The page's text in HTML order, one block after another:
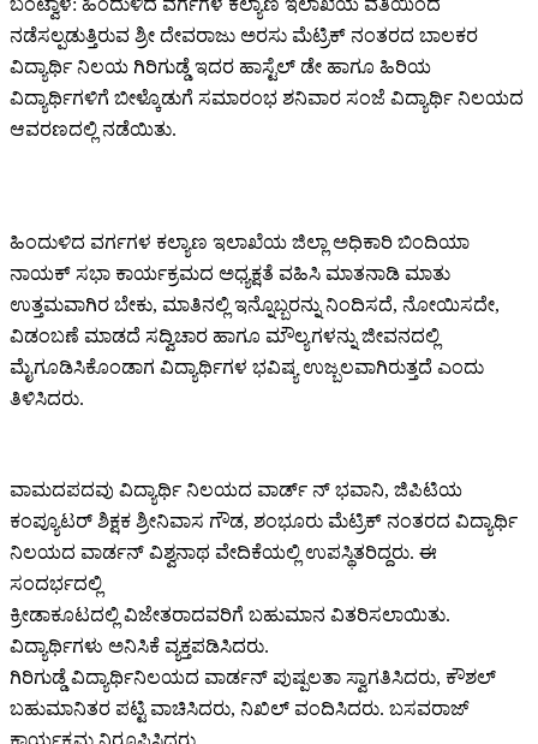
ನಡೆಸಲ್ಪಡುತ್ತಿರುವ ಶ್ರೀ ದೇವರಾಜು ಅರಸು ಮೆಟ್ರಿಕ್ ನಂತರದ ಬಾಲಕರ
ವಿದ್ಯಾರ್ಥಿ ನಿಲಯ ಗಿರಿಗುಡ್ಡೆ ಇದರ ಹಾಸ್ಟೆಲ್ ಡೇ ಹಾಗೂ ಹಿರಿಯ
ವಿದ್ಯಾರ್ಥಿಗಳಿಗೆ ಬೀಳ್ಕೊಡುಗೆ ಸಮಾರಂಭ ಶನಿವಾರ ಸಂಜೆ ವಿದ್ಯಾರ್ಥಿ ನಿಲಯದ
ಆವರಣದಲ್ಲಿ ನಡೆಯಿತು.
ಹಿಂದುಳಿದ ವರ್ಗಗಳ ಕಲ್ಯಾಣ ಇಲಾಖೆಯ ಜಿಲ್ಲಾ ಅಧಿಕಾರಿ ಬಿಂದಿಯಾ
ನಾಯಕ್ ಸಭಾ ಕಾರ್ಯಕ್ರಮದ ಅಧ್ಯಕ್ಷತೆ ವಹಿಸಿ ಮಾತನಾಡಿ ಮಾತು
ಉತ್ತಮವಾಗಿರ ಬೇಕು, ಮಾತಿನಲ್ಲಿ ಇನ್ನೊಬ್ಬರನ್ನು ನಿಂದಿಸದೆ, ನೋಯಿಸದೇ,
ವಿಡಂಬಣೆ ಮಾಡದೆ ಸದ್ವಿಚಾರ ಹಾಗೂ ಮೌಲ್ಯಗಳನ್ನು ಜೀವನದಲ್ಲಿ
ಮೈಗೂಡಿಸಿಕೊಂಡಾಗ ವಿದ್ಯಾರ್ಥಿಗಳ ಭವಿಷ್ಯ ಉಜ್ಬಲವಾಗಿರುತ್ತದೆ ಎಂದು
ತಿಳಿಸಿದರು.
ವಾಮದಪದವು ವಿದ್ಯಾರ್ಥಿ ನಿಲಯದ ವಾರ್ಡ್ ನ್ ಭವಾನಿ, ಜಿಪಿಟಿಯ
ಕಂಪ್ಯೂಟರ್ ಶಿಕ್ಷಕ ಶ್ರೀನಿವಾಸ ಗೌಡ, ಶಂಭೂರು ಮೆಟ್ರಿಕ್ ನಂತರದ ವಿದ್ಯಾರ್ಥಿ
ನಿಲಯದ ವಾರ್ಡನ್ ವಿಶ್ವನಾಥ ವೇದಿಕೆಯಲ್ಲಿ ಉಪಸ್ಥಿತರಿದ್ದರು. ಈ
ಸಂದರ್ಭದಲ್ಲಿ
ಕ್ರೀಡಾಕೂಟದಲ್ಲಿ ವಿಜೇತರಾದವರಿಗೆ ಬಹುಮಾನ ವಿತರಿಸಲಾಯಿತು.
ವಿದ್ಯಾರ್ಥಿಗಳು ಅನಿಸಿಕೆ ವ್ಯಕ್ತಪಡಿಸಿದರು.
ಗಿರಿಗುಡ್ಡೆ ವಿದ್ಯಾರ್ಥಿನಿಲಯದ ವಾರ್ಡನ್ ಪುಷ್ಪಲತಾ ಸ್ವಾಗತಿಸಿದರು, ಕೌಶಲ್
ಬಹುಮಾನಿತರ ಪಟ್ಟಿ ವಾಚಿಸಿದರು, ನಿಖಿಲ್ ವಂದಿಸಿದರು. ಬಸವರಾಜ್
ಕಾರ್ಯಕ್ರಮ ನಿರೂಪಿಸಿದರು‌.